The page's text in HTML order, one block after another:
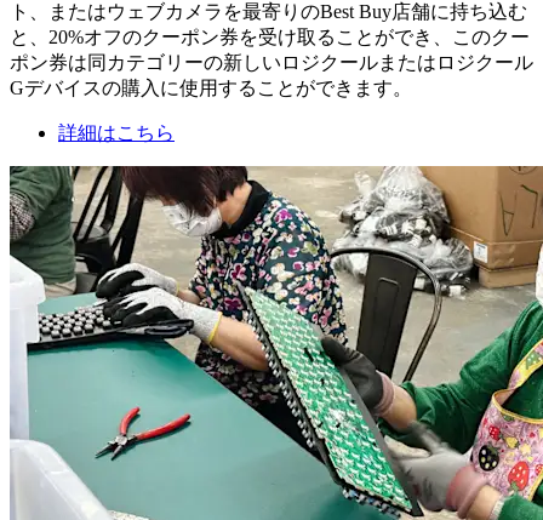
ト、またはウェブカメラを最寄りのBest Buy店舗に持ち込む
と、20%オフのクーポン券を受け取ることができ、このクー
ポン券は同カテゴリーの新しいロジクールまたはロジクール
Gデバイスの購入に使用することができます。
詳細はこちら